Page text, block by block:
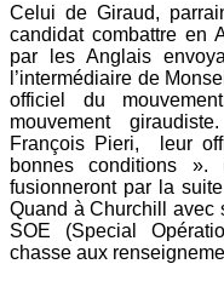
Celui de Giraud,
candidat combattre en
par les Anglais
l’intermédiaire de
officiel du
mouvement
François Pieri, leur
bonnes conditions ».
fusionneront par la
Quand à Churchill avec
SOE (Special
chasse aux